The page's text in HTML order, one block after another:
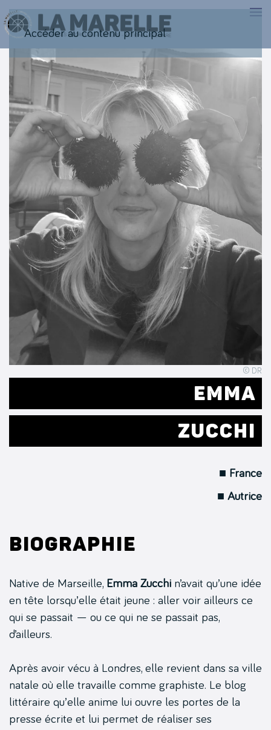
Accéder au contenu principal
© DR
EMMA
ZUCCHI
■ France
■ Autrice
Biographie
Native de Marseille, Emma Zucchi n’avait qu’une idée
en tête lorsqu’elle était jeune : aller voir ailleurs ce
qui se passait — ou ce qui ne se passait pas,
d’ailleurs.
Après avoir vécu à Londres, elle revient dans sa ville
natale où elle travaille comme graphiste. Le blog
littéraire qu’elle anime lui ouvre les portes de la
presse écrite et lui permet de réaliser ses